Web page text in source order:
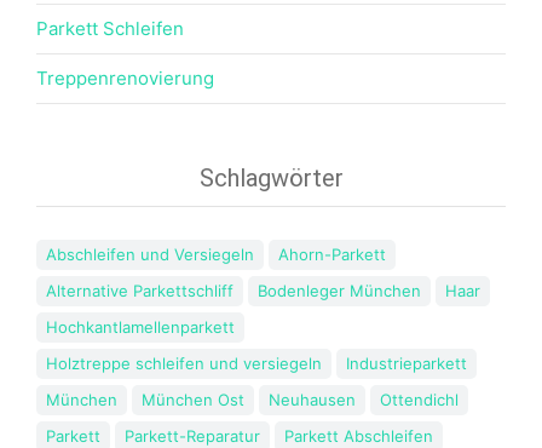
Parkett Schleifen
Treppenrenovierung
Schlagwörter
Abschleifen und Versiegeln
Ahorn-Parkett
Alternative Parkettschliff
Bodenleger München
Haar
Hochkantlamellenparkett
Holztreppe schleifen und versiegeln
Industrieparkett
München
München Ost Neuhausen
Ottendichl
Parkett
Parkett-Reparatur
Parkett Abschleifen